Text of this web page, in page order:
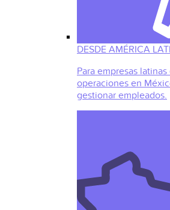
DESDE AMÉRICA
Para empresas
operaciones en
gestionar empleados.